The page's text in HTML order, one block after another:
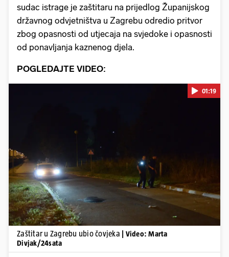
sudac istrage je zaštitaru na prijedlog Županijskog
državnog odvjetništva u Zagrebu odredio pritvor
zbog opasnosti od utjecaja na svjedoke i opasnosti
od ponavljanja kaznenog djela.
POGLEDAJTE VIDEO:
Pokretanje videa...
01:19
Zaštitar u Zagrebu ubio čovjeka
| Video: Marta
Divjak/24sata